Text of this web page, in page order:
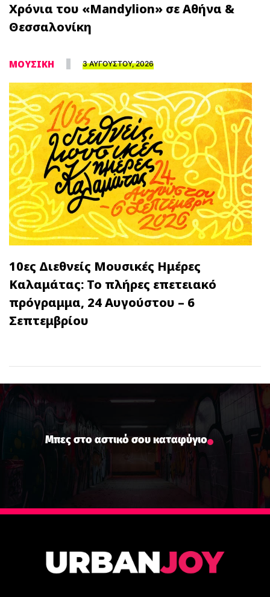
Χρόνια του «Mandylion» σε Αθήνα &
Θεσσαλονίκη
ΜΟΥΣΙΚΗ 3 ΑΥΓΟΥΣΤΟΥ, 2026
10ες Διεθνείς Μουσικές Ημέρες
Καλαμάτας: Το πλήρες επετειακό
πρόγραμμα, 24 Αυγούστου – 6
Σεπτεμβρίου
Μπες στο αστικό σου καταφύγιο